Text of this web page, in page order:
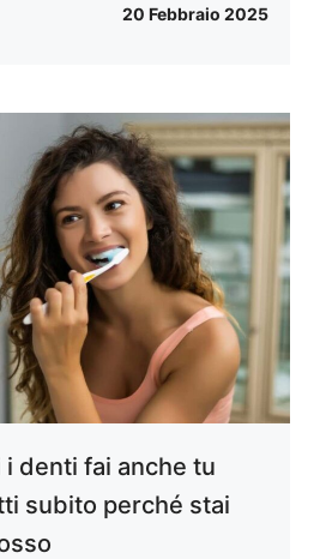
20 Febbraio 2025
i denti fai anche tu
subito perché stai